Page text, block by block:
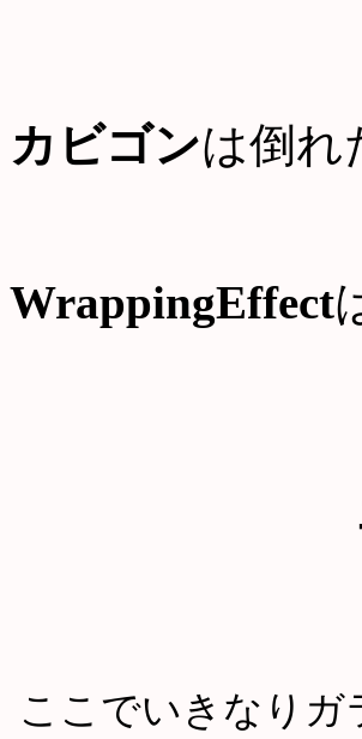
カビゴンは倒れ
WrappingEffect
ここでいきなり